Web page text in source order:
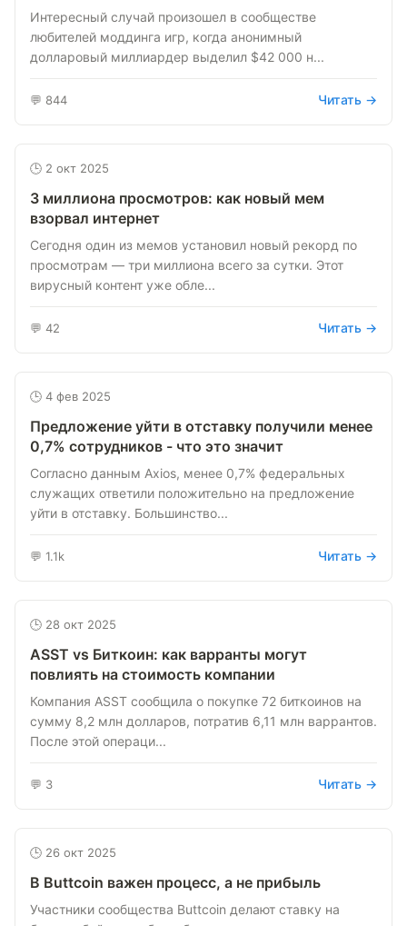
Интересный случай произошел в сообществе
любителей моддинга игр, когда анонимный
долларовый миллиардер выделил $42 000 н...
💬 844 Читать →
🕒 2 окт 2025
3 миллиона просмотров: как новый мем
взорвал интернет
Сегодня один из мемов установил новый рекорд по
просмотрам — три миллиона всего за сутки. Этот
вирусный контент уже обле...
💬 42 Читать →
🕒 4 фев 2025
Предложение уйти в отставку получили менее
0,7% сотрудников - что это значит
Согласно данным Axios, менее 0,7% федеральных
служащих ответили положительно на предложение
уйти в отставку. Большинство...
💬 1.1k Читать →
🕒 28 окт 2025
ASST vs Биткоин: как варранты могут
повлиять на стоимость компании
Компания ASST сообщила о покупке 72 биткоинов на
сумму 8,2 млн долларов, потратив 6,11 млн варрантов.
После этой операци...
💬 3 Читать →
🕒 26 окт 2025
В Buttcoin важен процесс, а не прибыль
Участники сообщества Buttcoin делают ставку на